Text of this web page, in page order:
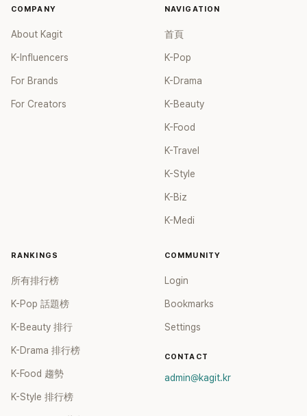
COMPANY
About Kagit
K-Influencers
For Brands
For Creators
NAVIGATION
首頁
K-Pop
K-Drama
K-Beauty
K-Food
K-Travel
K-Style
K-Biz
K-Medi
RANKINGS
所有排行榜
K-Pop 話題榜
K-Beauty 排行
K-Drama 排行榜
K-Food 趨勢
K-Style 排行榜
COMMUNITY
Login
Bookmarks
Settings
CONTACT
admin@kagit.kr